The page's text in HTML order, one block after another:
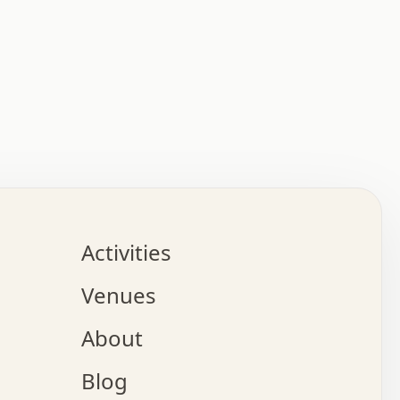
.   .   .   .   .   .   .   .   x   .   .   .   .
o   .   .   .   .   .   .   .   .   x   .   .   .
.   .   .   :   .   .   .   x   .   .   .   :   .
.   .   .   +   .   .   .   .   .   .   .   .   x
.   .   x   .   .   .   .   .   .   :   .   .   .
.   .   .   .   .   +   .   .   .   .   x   .   .
.   .   .   .   x   .   .   o   .   .   .   .   .
.   .   .   .   .   .   .   .   .   .   .   .   .
Activities
Venues
About
Blog